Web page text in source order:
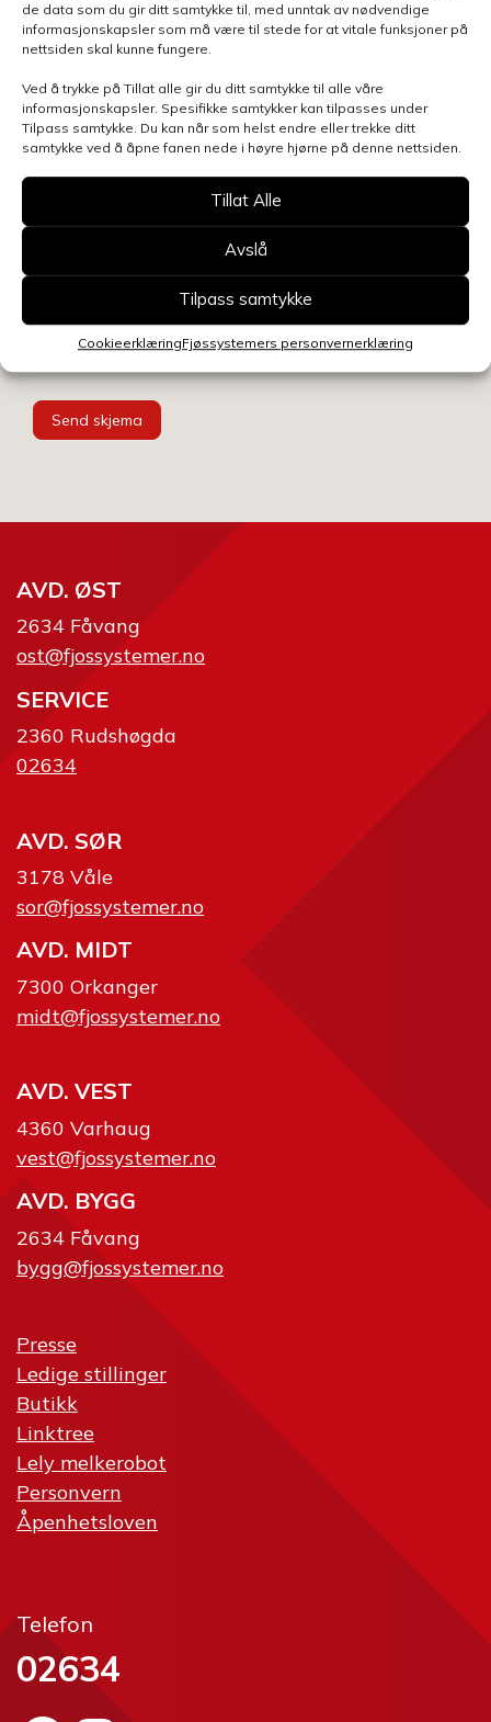
de data som du gir ditt samtykke til, med unntak av nødvendige
informasjonskapsler som må være til stede for at vitale funksjoner på
nettsiden skal kunne fungere.
Ved å trykke på Tillat alle gir du ditt samtykke til alle våre
informasjonskapsler. Spesifikke samtykker kan tilpasses under
Tilpass samtykke. Du kan når som helst endre eller trekke ditt
samtykke ved å åpne fanen nede i høyre hjørne på denne nettsiden.
Tillat Alle
Avslå
Tilpass samtykke
CookieerklæringFjøssystemers personvernerklæring
Send skjema
AVD. ØST
2634 Fåvang
ost@fjossystemer.no
SERVICE
2360 Rudshøgda
02634
AVD. SØR
3178 Våle
sor@fjossystemer.no
AVD. MIDT
7300 Orkanger
midt@fjossystemer.no
AVD. VEST
4360 Varhaug
vest@fjossystemer.no
AVD. BYGG
2634 Fåvang
bygg@fjossystemer.no
Presse
Ledige stillinger
Butikk
Linktree
Lely melkerobot
Personvern
Åpenhetsloven
Telefon
02634